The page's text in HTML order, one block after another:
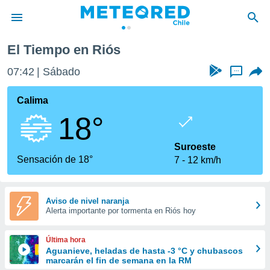
de
por
que se
calidad.
a este
las
y
forma
digital
basada
El Tiempo en Riós
07:42 Sábado ...
Calima
18°
Sensación de 18°
Suroeste
7
12 km/h
Aviso de nivel naranja
Alerta importante por tormenta en Riós hoy
Última hora
Aguanieve, heladas de hasta -3 °C y chubascos
marcarán el fin de semana en la RM